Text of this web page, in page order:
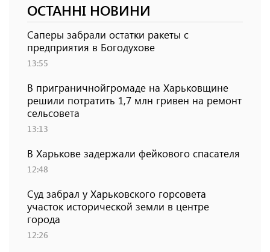
ОСТАННІ НОВИНИ
Саперы забрали остатки ракеты с
предприятия в Богодухове
13:55
В приграничнойгромаде на Харьковщине
решили потратить 1,7 млн ​​гривен на ремонт
сельсовета
13:13
В Харькове задержали фейкового спасателя
12:48
Суд забрал у Харьковского горсовета
участок исторической земли в центре
города
12:26